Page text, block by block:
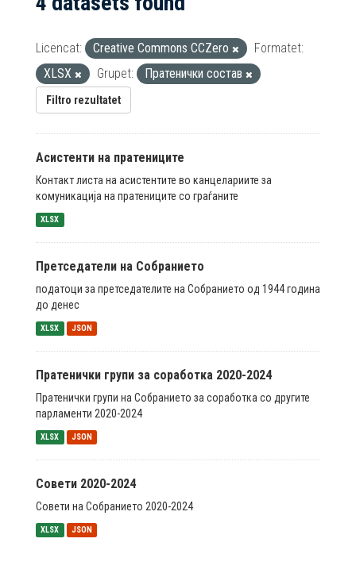
Licencat: Creative Commons CCZero
Formatet:
XLSX
Grupet: Пратенички состав
Filtro rezultatet
Асистенти на пратениците
Контакт листа на асистентите во канцелариите за
комуникација на пратениците со граѓаните
XLSX
Претседатели на Собранието
податоци за претседателите на Собранието од 1944 година
до денес
XLSX JSON
Пратенички групи за соработка 2020-2024
Пратенички групи на Собранието за соработка со другите
парламенти 2020-2024
XLSX JSON
Совети 2020-2024
Совети на Собранието 2020-2024
XLSX JSON